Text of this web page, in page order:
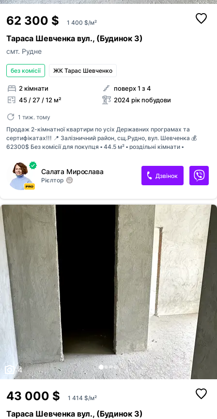
62 300 $ 1 400 $/м²
Тараса Шевченка вул., (Будинок 3)
смт. Рудне
без комісії ЖК Тарас Шевченко
2 кімнати
45 / 27 / 12 м²
поверх 1 з 4
2024 рік побудови
1 тиж. тому
Продаж 2-кімнатної квартири по усіх Державних програмах та
сертифікатах!!! 📍 Залізничний район, сщ.Рудно, вул. Шевченка 💰
62300$ Без комісії для покупця ▪️ 44.5 м² ▪️ роздільні кімнати ▪️
газове опалення Якісне цегляне будівництво + монолітне перекриття.
Салата Мирослава
Рієлтор
Дзвінок
4
43 000 $ 1 414 $/м²
Тараса Шевченка вул., (Будинок 3)